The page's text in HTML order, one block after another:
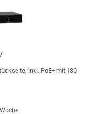
inkl. PoE+ mit 130